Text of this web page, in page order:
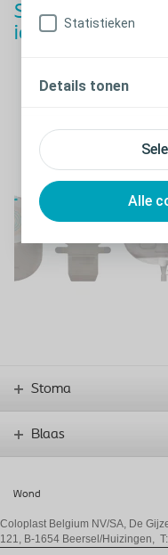
Alle
Statistieken
Details tonen
SenSura Mio
iedereen
Stoma
Blaas
Wond
Coloplast Belgium NV/SA, De
121, B-1654 Beersel/Huizingen,